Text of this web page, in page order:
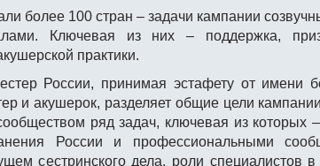
более 100 стран – задачи кампании
Ключевая из них – поддержка,
практики.
России, принимая эстафету от имени
и акушерок, разделяет общие цели
ряд задач, ключевая из которых
России и профессиональными
сестринского дела, роли специалистов в